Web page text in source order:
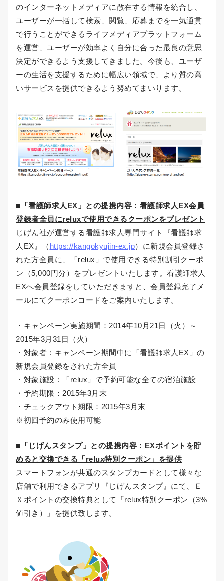
のインターネットメディアに散在する情報を統合し、
ユーザーが一括して検索、閲覧、応募までを一気通貫
で行うことができるライフメディアプラットフォーム
を運営、ユーザーが効率よく自分に合った最良の意思
決定ができるよう支援してきました。今後も、ユーザ
ーの生活を支援するために幅広い領域で、より質の高
いサービスを提供できるよう努めてまいります。
■「看護師求人EX」との提携内容：看護師求人EX会員
登録者全員にreluxで使用できるクーポンをプレゼント
じげん社が運営する看護師求人専門サイト『看護師求
人EX』（ https://kangokyujin-ex.jp）に新規会員登録さ
れた方全員に、「relux」で使用できる特別割引クーポ
ン（5,000円分）をプレゼントいたします。看護師求人
EXへ会員登録をしていただきますと、会員登録完了メ
ールにてクーポンコードをご案内いたします。
・キャンペーン実施期間：2014年10月21日（火）～
2015年3月31日（火）
・対象者：キャンペーン期間中に「看護師求人EX」の
新規会員登録をされた方全員
・対象施設：「relux」で予約可能な全ての宿泊施設
・予約期限：2015年3月末
・チェックアウト期限：2015年3月末
※初回予約のみ使用可能
■「じげんスタンプ」との提携内容：EXポイントを貯
めると交換できる「relux特別クーポン」を提供
スマートフォンが共通のスタンプカードとして様々な
店舗で利用できるアプリ『じげんスタンプ』にて、Ｅ
Ｘポイントの交換特典として「relux特別クーポン（3%
値引き）」を提供致します。